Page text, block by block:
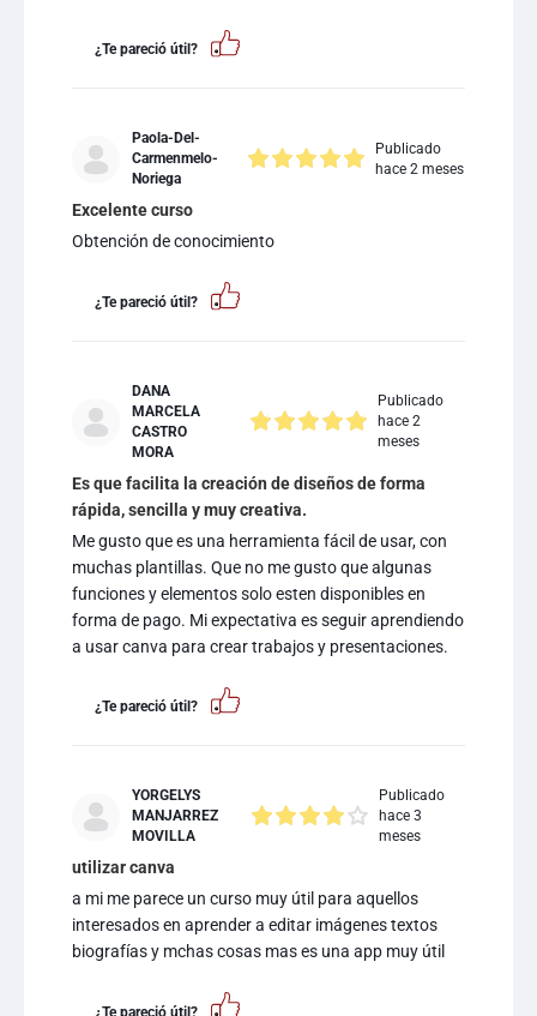
¿Te pareció útil?
Paola-Del-
Carmenmelo-
Noriega
Publicado
hace 2 meses
Excelente curso
Obtención de conocimiento
¿Te pareció útil?
DANA
MARCELA
CASTRO
MORA
Publicado
hace 2
meses
Es que facilita la creación de diseños de forma
rápida, sencilla y muy creativa.
Me gusto que es una herramienta fácil de usar, con
muchas plantillas. Que no me gusto que algunas
funciones y elementos solo esten disponibles en
forma de pago. Mi expectativa es seguir aprendiendo
a usar canva para crear trabajos y presentaciones.
¿Te pareció útil?
YORGELYS
MANJARREZ
MOVILLA
Publicado
hace 3
meses
utilizar canva
a mi me parece un curso muy útil para aquellos
interesados en aprender a editar imágenes textos
biografías y mchas cosas mas es una app muy útil
¿Te pareció útil?